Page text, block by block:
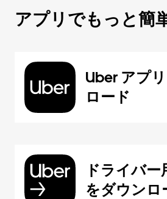
アプリでもっと簡
Uber アプ
ロード
ドライバー
をダウンロ